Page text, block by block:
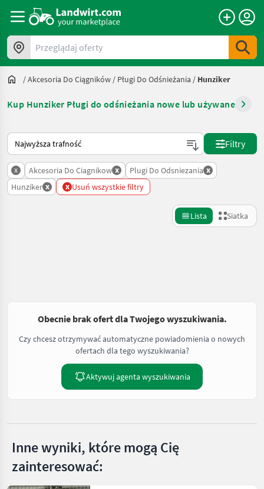
Przeglądaj oferty
/Akcesoria Do Ciągników / Pługi Do Odśnieżania / Hunziker
Kup Hunziker Pługi do odśnieżania nowe lub używane
Tak sortuje się na Landwirt.com
Filtry
x Akcesoria Do Ciagnikow x Plugi Do Odsniezania x
Hunziker x x Usuń wszystkie filtry
Lista Siatka
Obecnie brak ofert dla Twojego wyszukiwania.
Czy chcesz otrzymywać automatyczne powiadomienia o nowych
ofertach dla tego wyszukiwania?
Aktywuj agenta wyszukiwania
Inne wyniki, które mogą Cię
zainteresować: